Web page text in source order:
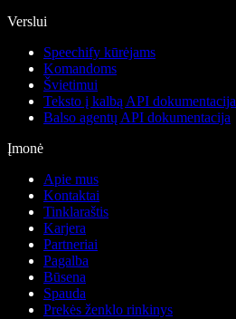
Verslui
Speechify kūrėjams
Komandoms
Švietimui
Teksto į kalbą API dokumentacija
Balso agentų API dokumentacija
Įmonė
Apie mus
Kontaktai
Tinklaraštis
Karjera
Partneriai
Pagalba
Būsena
Spauda
Prekės ženklo rinkinys